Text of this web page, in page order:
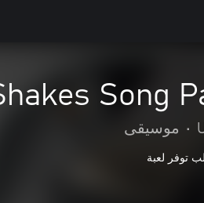
Song
• موسيقى
توفر لعبة